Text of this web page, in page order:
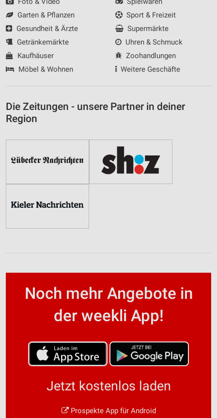
Garten & Pflanzen
Gesundheit & Ärzte
Getränkemärkte
Kaufhäuser
Möbel & Wohnen
Sport & Freizeit
Supermärkte
Uhren & Schmuck
Zoohandlungen
Weitere Geschäfte
Die Zeitungen - unsere Partner in deiner
Region
Noch mehr Angebote in
der weekli App!
Jetzt kostenlos laden
Prospekte App für Android